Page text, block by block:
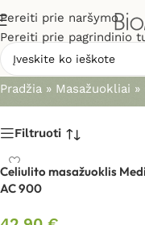
Pereiti prie naršymo
Pereiti prie pagrindinio
Pradžia » Masažuokliai »
Filtruoti
Celiulito masažuoklis
AC 900